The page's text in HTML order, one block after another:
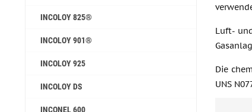
INCOLOY 825®
INCOLOY 901®
INCOLOY 925
INCOLOY DS
INCONEL 600
Luft-
Die
UNS